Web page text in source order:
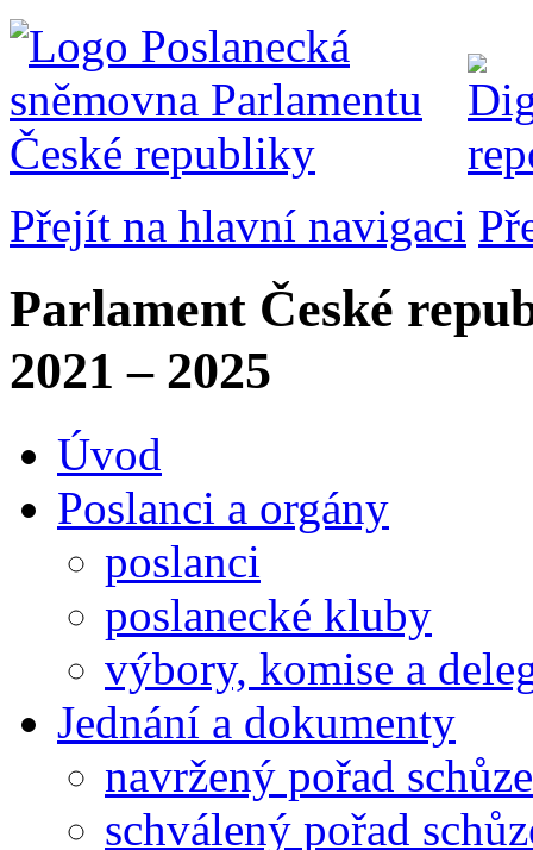
Přejít na hlavní navigaci
Parlament České
2021 – 2025
Úvod
Poslanci a orgány
poslanci
poslanecké kluby
výbory, komise a
Jednání a dokumenty
navržený pořad schůze
schválený pořad